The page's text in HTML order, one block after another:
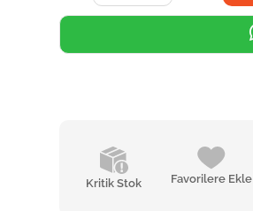
Kritik Stok Favorilere Ekle